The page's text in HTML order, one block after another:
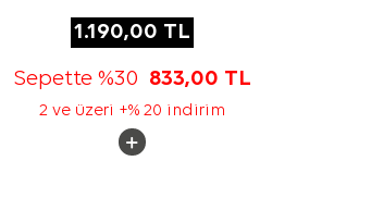
1.190,00 TL
Sepette %30 833,00 TL
2 ve üzeri +% 20 indirim